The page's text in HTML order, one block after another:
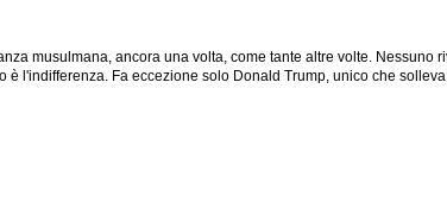
musulmana, ancora una volta, come tante altre volte.
l'indifferenza. Fa eccezione solo Donald Trump, unico che